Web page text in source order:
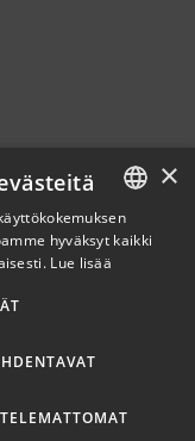
FINNISH
×
hyväksyt kaikki
Lue lisää